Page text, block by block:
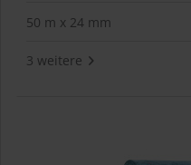
50 m x 24 mm
3 weitere